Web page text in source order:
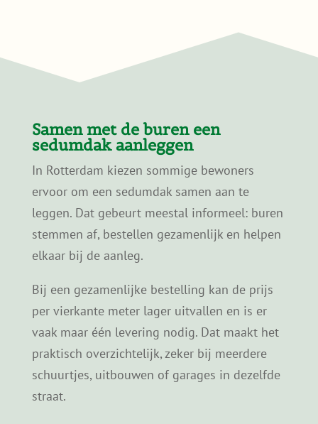
Samen met de buren een
sedumdak aanleggen
In Rotterdam kiezen sommige bewoners
ervoor om een sedumdak samen aan te
leggen. Dat gebeurt meestal informeel: buren
stemmen af, bestellen gezamenlijk en helpen
elkaar bij de aanleg.
Bij een gezamenlijke bestelling kan de prijs
per vierkante meter lager uitvallen en is er
vaak maar één levering nodig. Dat maakt het
praktisch overzichtelijk, zeker bij meerdere
schuurtjes, uitbouwen of garages in dezelfde
straat.